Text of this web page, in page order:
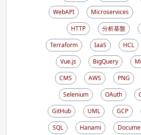
WebAPI
Microservices
HTTP
分析基盤
Terraform
IaaS HCL
Vue.js
BigQuery
CMS
AWS PNG
Selenium
OAuth
GitHub
UML GCP
SQL
Hanami